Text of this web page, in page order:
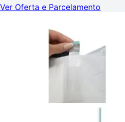
Ver Oferta e Parcelamento